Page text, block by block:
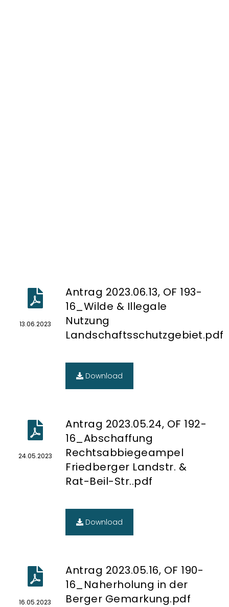
Download
13.06.2023
Antrag 2023.06.13, OF 193-
16_Wilde & Illegale
Nutzung
Landschaftsschutzgebiet.pdf
Download
24.05.2023
Antrag 2023.05.24, OF 192-
16_Abschaffung
Rechtsabbiegeampel
Friedberger Landstr. &
Rat-Beil-Str..pdf
Download
16.05.2023
Antrag 2023.05.16, OF 190-
16_Naherholung in der
Berger Gemarkung.pdf